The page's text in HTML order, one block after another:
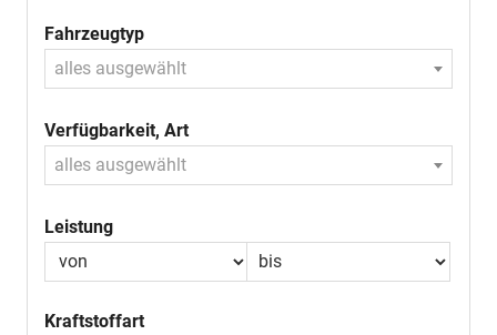
Fahrzeugtyp
alles ausgewählt
Verfügbarkeit, Art
alles ausgewählt
Leistung
Kraftstoffart